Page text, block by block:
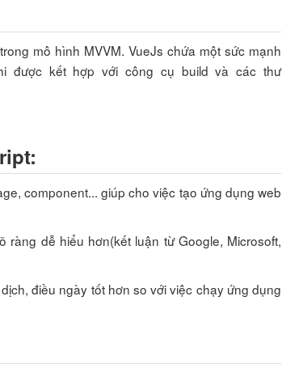
mô hình MVVM. VueJs chứa một sức mạnh
được kết hợp với công cụ build và các thư
component... giúp cho việc tạo ứng dụng web
dễ hiểu hơn(kết luận từ Google, Microsoft,
điều ngày tốt hơn so với việc chạy ứng dụng